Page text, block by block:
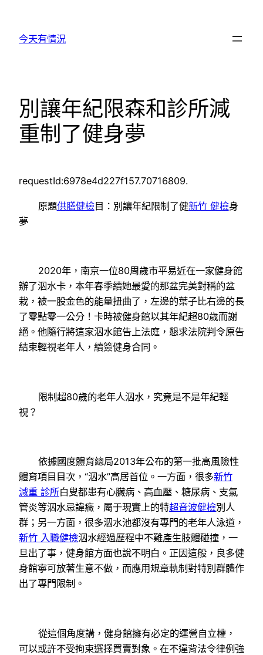
今天有情況
別讓年紀限森和診所減
重制了健身夢
requestId:6978e4d227f157.70716809.
原題供膳健檢目：別讓年紀限制了健新竹 健檢身
夢
2020年，南京一位80周歲市平易近在一家健身館
辦了泅水卡，本年春季續她最愛的那盆完美對稱的盆
栽，被一股金色的能量扭曲了，左邊的葉子比右邊的長
了零點零一公分！卡時被健身館以其年紀超80歲而謝
絕。他隨行將這家泅水館告上法庭，懇求法院判令原告
結束輕視老年人，續簽健身合同。
限制超80歲的老年人泅水，究竟是不是年紀輕
視？
依據國度體育總局2013年公布的第一批高風險性
體育項目目次，“泅水”高居首位。一方面，很多新竹
減重 診所白叟都患有心臟病、高血壓、糖尿病、支氣
管炎等泅水忌諱癥，屬于現實上的特超音波健檢別人
群；另一方面，很多泅水池都沒有專門的老年人泳道，
新竹 入職健檢泅水經過歷程中不難產生肢體碰撞，一
旦出了事，健身館方面也說不明白。正因這般，良多健
身館寧可放著生意不做，而應用規章軌制對特別群體作
出了專門限制。
從這個角度講，健身館擁有必定的運營自立權，
可以或許不受拘束選擇買賣對象。在不違背法令律例強